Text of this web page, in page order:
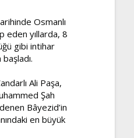
Osmanlı
eden yıllarda, 8
gibi intihar
Ali Paşa,
Şah
Bâyezid’in
en büyük